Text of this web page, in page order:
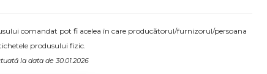
comandat pot fi acelea în care producătorul/furnizorul/persoana
produsului fizic.
la data de 30.01.2026